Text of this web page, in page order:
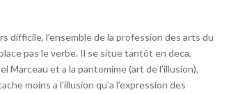
difficile, l’ensemble de la profession des arts du
pas le verbe. Il se situe tantôt en deca,
et a la pantomime (art de l’illusion),
moins a l’illusion qu’a l’expression des